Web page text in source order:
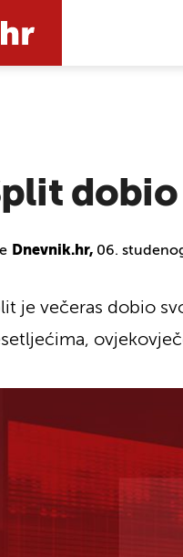
Dnevnik.hr, 06.
je večeras dobio